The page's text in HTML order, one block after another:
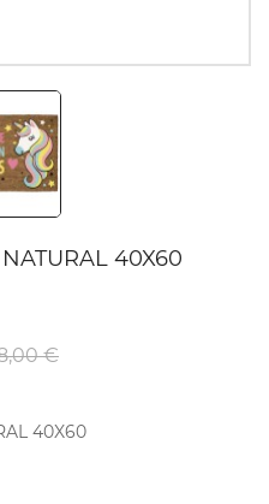
40X60
€
40X60